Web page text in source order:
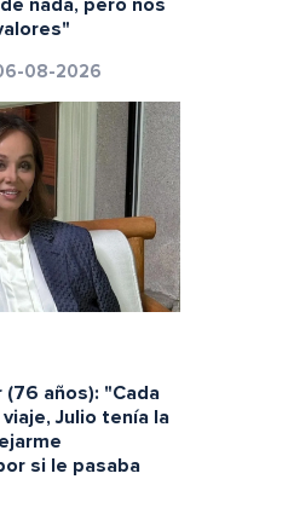
08-2026
años): "Cada
Julio tenía la
si le pasaba